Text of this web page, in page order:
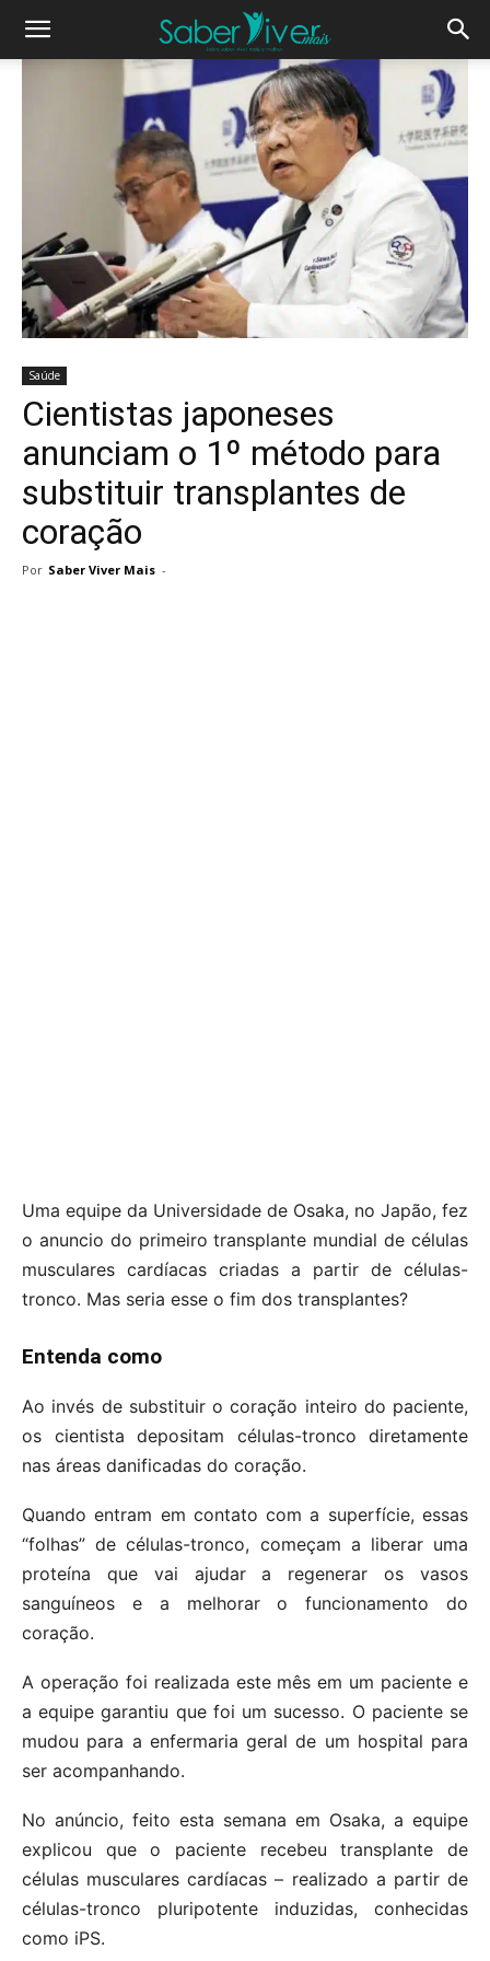
Saúde
Cientistas japoneses
anunciam o 1º método para
substituir transplantes de
coração
Por Saber Viver Mais -
Uma equipe da Universidade de Osaka, no Japão, fez
o anuncio do primeiro transplante mundial de células
musculares cardíacas criadas a partir de células-
tronco. Mas seria esse o fim dos transplantes?
Entenda como
Ao invés de substituir o coração inteiro do paciente,
os cientista depositam células-tronco diretamente
nas áreas danificadas do coração.
Quando entram em contato com a superfície, essas
“folhas” de células-tronco, começam a liberar uma
proteína que vai ajudar a regenerar os vasos
sanguíneos e a melhorar o funcionamento do
coração.
A operação foi realizada este mês em um paciente e
a equipe garantiu que foi um sucesso. O paciente se
mudou para a enfermaria geral de um hospital para
ser acompanhando.
No anúncio, feito esta semana em Osaka, a equipe
explicou que o paciente recebeu transplante de
células musculares cardíacas – realizado a partir de
células-tronco pluripotente induzidas, conhecidas
como iPS.